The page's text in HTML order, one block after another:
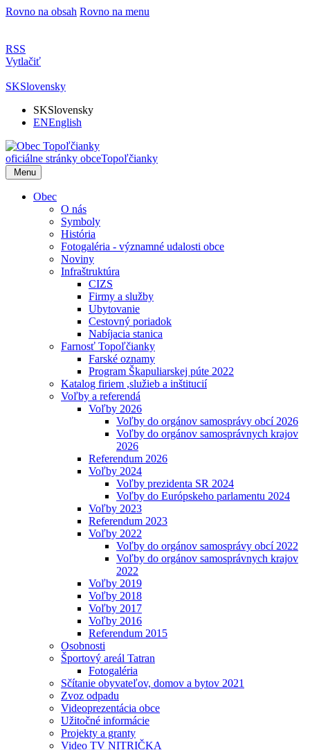
Rovno na obsah Rovno na menu
RSS
Vytlačiť
SKSlovensky
SKSlovensky
ENEnglish
oficiálne stránky obceTopoľčianky
Menu
Obec
O nás
Symboly
História
Fotogaléria - významné udalosti obce
Noviny
Infraštruktúra
CIZS
Firmy a služby
Ubytovanie
Cestovný poriadok
Nabíjacia stanica
Farnosť Topoľčianky
Farské oznamy
Program Škapuliarskej púte 2022
Katalog firiem ,služieb a inštitucií
Voľby a referendá
Voľby 2026
Voľby do orgánov samosprávy obcí 2026
Voľby do orgánov samosprávnych krajov
2026
Referendum 2026
Voľby 2024
Voľby prezidenta SR 2024
Voľby do Európskeho parlamentu 2024
Voľby 2023
Referendum 2023
Voľby 2022
Voľby do orgánov samosprávy obcí 2022
Voľby do orgánov samosprávnych krajov
2022
Voľby 2019
Voľby 2018
Voľby 2017
Voľby 2016
Referendum 2015
Osobnosti
Športový areál Tatran
Fotogaléria
Sčítanie obyvateľov, domov a bytov 2021
Zvoz odpadu
Videoprezentácia obce
Užitočné informácie
Projekty a granty
Video TV NITRIČKA